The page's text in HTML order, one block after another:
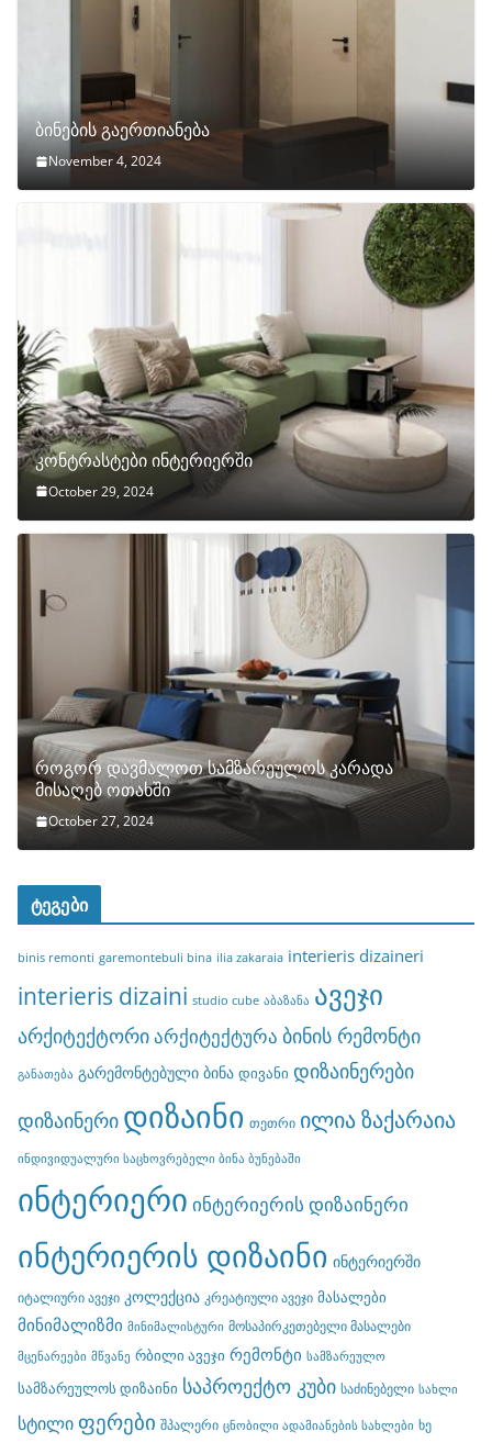
ბინების გაერთიანება
November 4, 2024
კონტრასტები ინტერიერში
October 29, 2024
როგორ დავმალოთ სამზარეულოს კარადა
მისაღებ ოთახში
October 27, 2024
ტეგები
binis remonti garemontebuli bina ilia zakaraia interieris dizaineri
interieris dizaini studio cube აბაზანა ავეჯი
არქიტექტორიარქიტექტურა ბინის რემონტი
განათება გარემონტებული ბინა დივანი დიზაინერები
დიზაინერი დიზაინი თეთრი ილია ზაქარაია
ინდივიდუალური საცხოვრებელი ბინა ბუნებაში
ინტერიერი ინტერიერის დიზაინერი
ინტერიერის დიზაინი ინტერიერში
იტალიური ავეჯი კოლექცია კრეატიული ავეჯი მასალები
მინიმალიზმი მინიმალისტური მოსაპირკეთებელი მასალები
მცენარეები მწვანე რბილი ავეჯი რემონტი სამზარეულო
სამზარეულოს დიზაინი საპროექტო კუბი საძინებელი სახლი
სტილი ფერები შპალერი ცნობილი ადამიანების სახლები ხე